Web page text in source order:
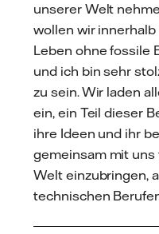
unserer Welt
wollen wir
Leben ohne fossile
und ich bin sehr
zu sein. Wir laden
ein, ein Teil dieser
ihre Ideen und ihr
gemeinsam mit
Welt einzubringen,
technischen